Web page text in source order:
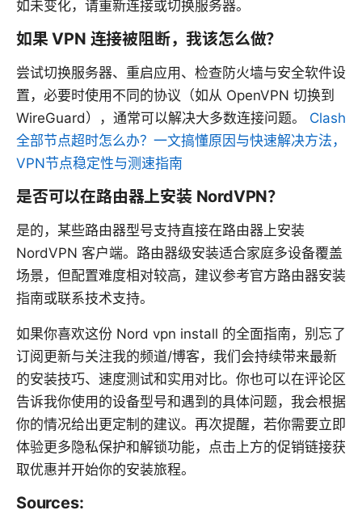
如未变化，请重新连接或切换服务器。
如果 VPN 连接被阻断，我该怎么做？
尝试切换服务器、重启应用、检查防火墙与安全软件设
置，必要时使用不同的协议（如从 OpenVPN 切换到
WireGuard），通常可以解决大多数连接问题。 Clash
全部节点超时怎么办？一文搞懂原因与快速解决方法，
VPN节点稳定性与测速指南
是否可以在路由器上安装 NordVPN？
是的，某些路由器型号支持直接在路由器上安装
NordVPN 客户端。路由器级安装适合家庭多设备覆盖
场景，但配置难度相对较高，建议参考官方路由器安装
指南或联系技术支持。
如果你喜欢这份 Nord vpn install 的全面指南，别忘了
订阅更新与关注我的频道/博客，我们会持续带来最新
的安装技巧、速度测试和实用对比。你也可以在评论区
告诉我你使用的设备型号和遇到的具体问题，我会根据
你的情况给出更定制的建议。再次提醒，若你需要立即
体验更多隐私保护和解锁功能，点击上方的促销链接获
取优惠并开始你的安装旅程。
Sources: